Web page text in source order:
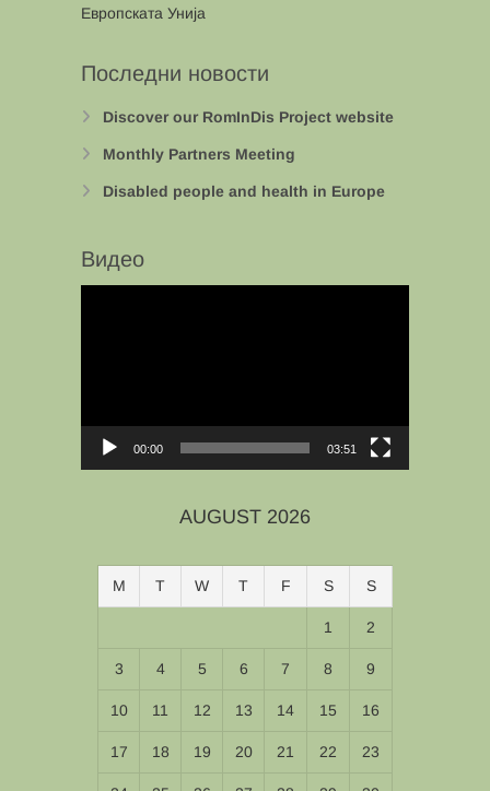
Европската Унија
Последни новости
Discover our RomInDis Project website
Monthly Partners Meeting
Disabled people and health in Europe
Видео
00:00 03:51
AUGUST 2026
M T W T F S S
1 2
3 4 5 6 7 8 9
10 11 12 13 14 15 16
17 18 19 20 21 22 23